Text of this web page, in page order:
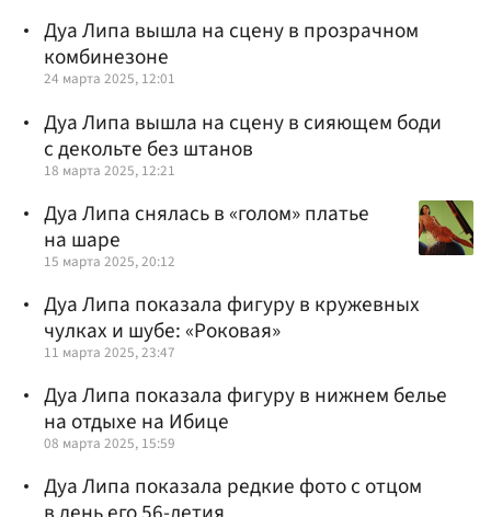
Дуа Липа вышла на сцену в прозрачном
комбинезоне
24 марта 2025, 12:01
Дуа Липа вышла на сцену в сияющем боди
с декольте без штанов
18 марта 2025, 12:21
Дуа Липа снялась в «голом» платье
на шаре
15 марта 2025, 20:12
Дуа Липа показала фигуру в кружевных
чулках и шубе: «Роковая»
11 марта 2025, 23:47
Дуа Липа показала фигуру в нижнем белье
на отдыхе на Ибице
08 марта 2025, 15:59
Дуа Липа показала редкие фото с отцом